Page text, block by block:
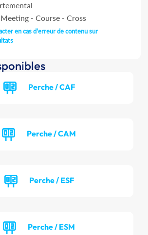
- Course - Cross
en cas d'erreur de contenu sur
Perche / CAF
Perche / CAM
Perche / ESF
Perche / ESM